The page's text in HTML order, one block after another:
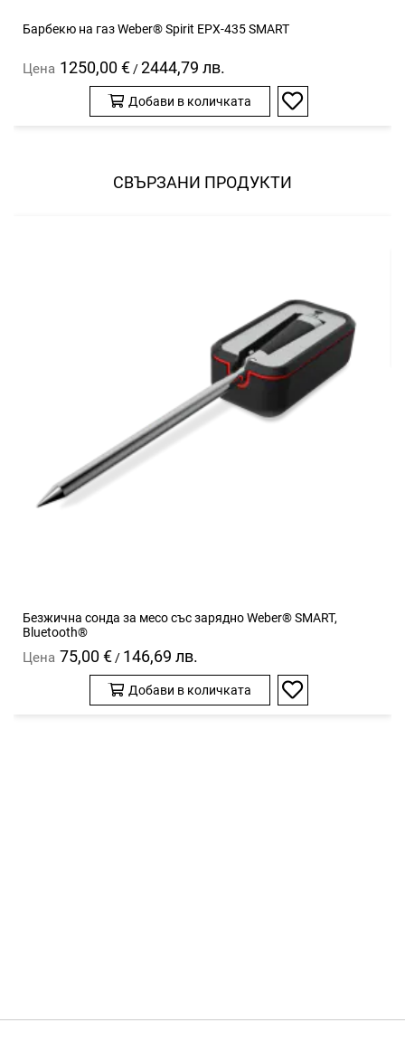
Барбекю на газ Weber® Spirit EPX-435 SMART
Цена 1250,00 € /2444,79 лв.
Добави в количката
Добави
СВЪРЗАНИ ПРОДУКТИ
Безжична сонда за месо със зарядно Weber® SMART,
Bluetooth®
Цена 75,00 € / 146,69 лв.
Добави в количката
Добави